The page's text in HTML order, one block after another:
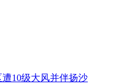
10级大风并伴扬沙